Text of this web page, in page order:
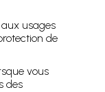
usages
de
vous
des